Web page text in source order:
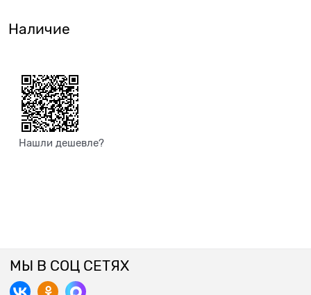
Наличие
Нашли дешевле?
МЫ В СОЦ СЕТЯХ